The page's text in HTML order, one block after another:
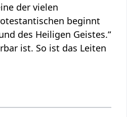
der vielen
beginnt
des Heiligen Geistes.“
ist. So ist das Leiten